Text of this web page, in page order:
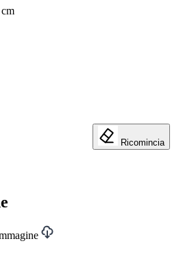
Ricomincia